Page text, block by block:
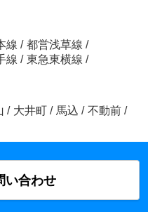
線 / 都営浅草線 /
線 / 東急東横線 /
/ 大井町 / 馬込 / 不動前 /
い合わせ